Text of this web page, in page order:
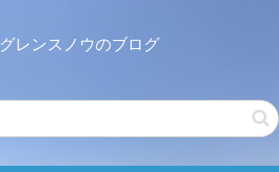
グレンスノウのブログ